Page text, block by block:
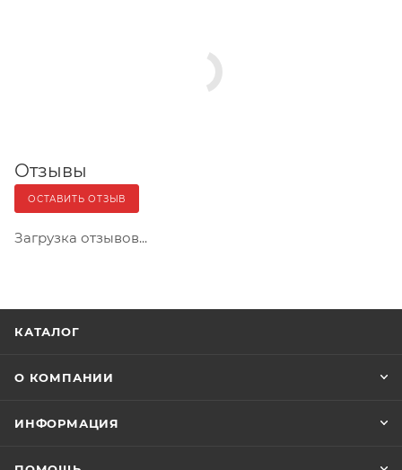
Отзывы
ОСТАВИТЬ ОТЗЫВ
Загрузка отзывов...
КАТАЛОГ
О КОМПАНИИ
ИНФОРМАЦИЯ